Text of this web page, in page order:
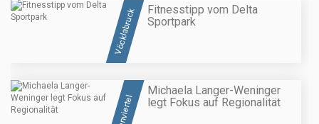
Vöcklabruck
Fitnesstipp vom Delta
Sportpark
Innviertel
Michaela Langer-Weninger
legt Fokus auf Regionalität